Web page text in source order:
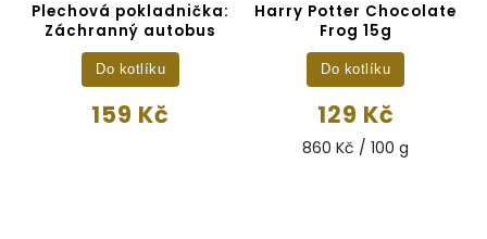
Plechová pokladnička:
Záchranný autobus
159 Kč
Do kotlíku
Harry Potter Chocolate
Frog 15g
129 Kč
860 Kč / 100 g
Do kotlíku